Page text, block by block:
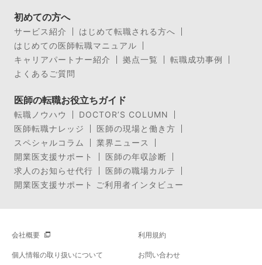
初めての方へ
サービス紹介
はじめて転職される方へ
はじめての医師転職マニュアル
キャリアパートナー紹介
拠点一覧
転職成功事例
よくあるご質問
医師の転職お役立ちガイド
転職ノウハウ
DOCTOR’S COLUMN
医師転職ナレッジ
医師の現場と働き方
スペシャルコラム
業界ニュース
開業医支援サポート
医師の年収診断
求人のお知らせ代行
医師の職場カルテ
開業医支援サポート ご利用者インタビュー
会社概要 利用規約
個人情報の取り扱いについて お問い合わせ